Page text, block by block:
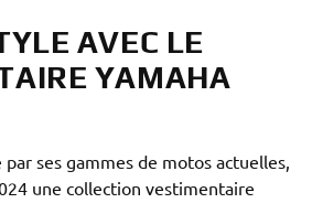
AVEC LE
YAMAHA
ses gammes de motos actuelles,
une collection vestimentaire